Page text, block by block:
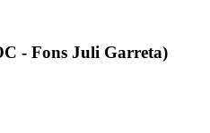
- Fons Juli Garreta)